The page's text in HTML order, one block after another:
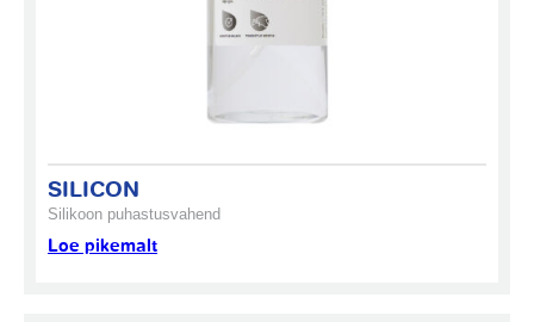
SILICON
Silikoon puhastusvahend
Loe pikemalt